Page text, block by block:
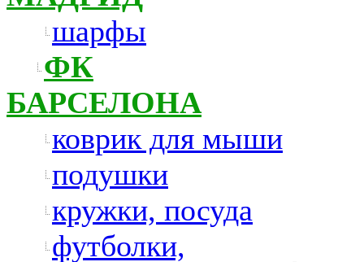
шарфы
ФК
БАРСЕЛОНА
коврик для мыши
подушки
кружки, посуда
футболки,